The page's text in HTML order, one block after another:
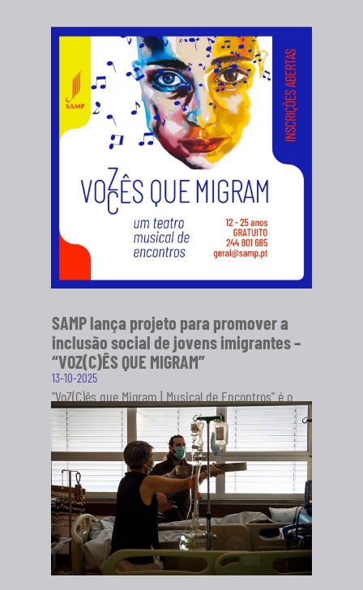
SAMP lança projeto para promover a
inclusão social de jovens imigrantes –
“VOZ(C)ÊS QUE MIGRAM”
13-10-2025
"VoZ(C)ês que Migram | Musical de Encontros" é o
novo projeto da Sociedade Artística Musical dos
Pousos (SAMP), em...
SABER MAIS